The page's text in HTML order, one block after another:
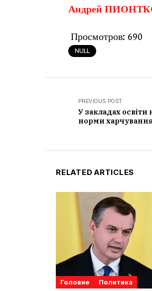
Андрей
Просмотров: 690
NULL
PREVIOUS POST
У закладах освіти
норми
RELATED ARTICLES
Головне Политика